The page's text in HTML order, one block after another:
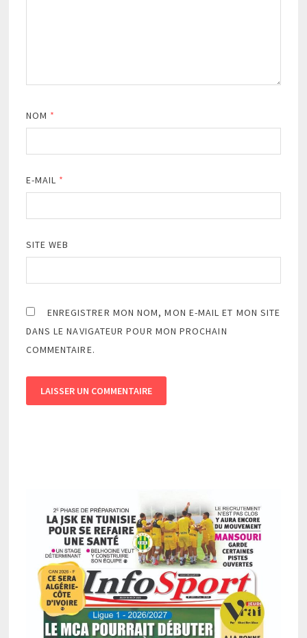
NOM *
E-MAIL *
SITE WEB
ENREGISTRER MON NOM, MON E-MAIL ET MON SITE
DANS LE NAVIGATEUR POUR MON PROCHAIN
COMMENTAIRE.